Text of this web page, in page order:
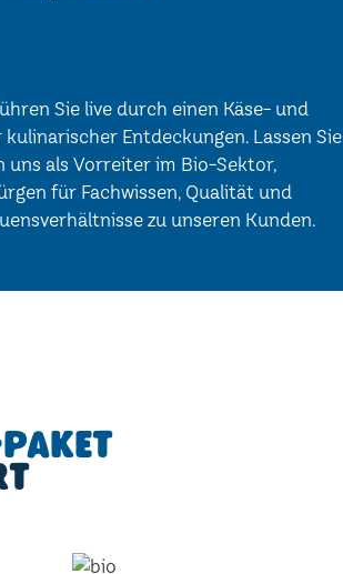
Sie live durch einen Käse- und
Entdeckungen. Lassen Sie
uns als Vorreiter im Bio-Sektor,
für Fachwissen, Qualität und
zu unseren Kunden.